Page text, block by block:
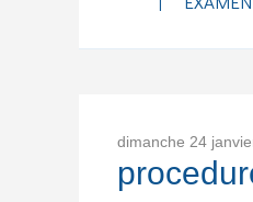
dimanche 24